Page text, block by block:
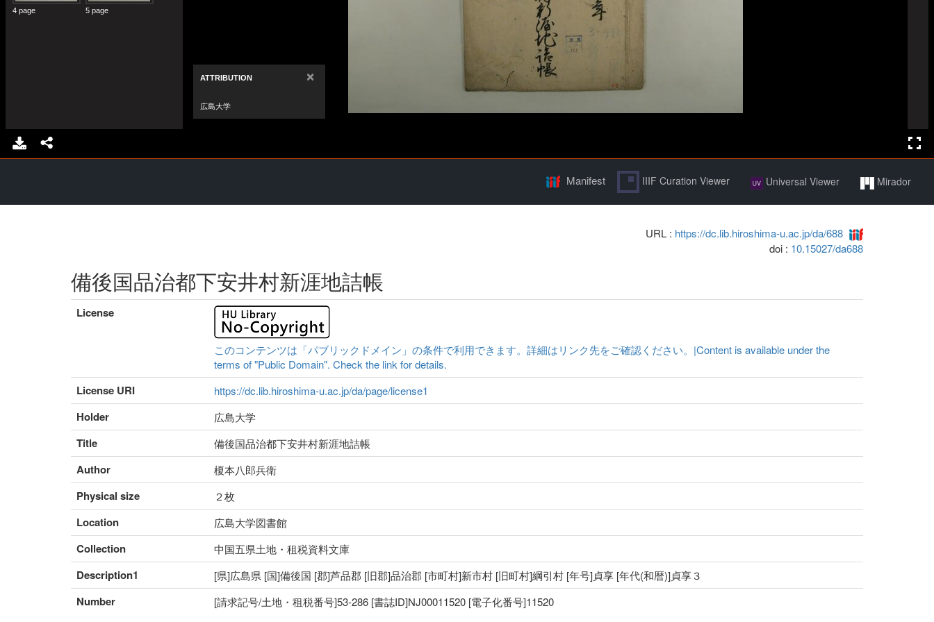
Manifest IIIF Curation Viewer Universal Viewer Mirador
URL : https://dc.lib.hiroshima-u.ac.jp/da/688
doi : 10.15027/da688
備後国品治都下安井村新涯地詰帳
License
このコンテンツは「パブリックドメイン」の条件で利用できます。詳細はリンク先をご確認ください。|Content is available under the
terms of "Public Domain". Check the link for details.
License URI https://dc.lib.hiroshima-u.ac.jp/da/page/license1
Holder 広島大学
Title 備後国品治都下安井村新涯地詰帳
Author 榎本八郎兵衛
Physical size ２枚
Location 広島大学図書館
Collection 中国五県土地・租税資料文庫
Description1 [県]広島県 [国]備後国 [郡]芦品郡 [旧郡]品治郡 [市町村]新市村 [旧町村]綱引村 [年号]貞享 [年代(和暦)]貞享３
Number [請求記号/土地・租税番号]53-286 [書誌ID]NJ00011520 [電子化番号]11520